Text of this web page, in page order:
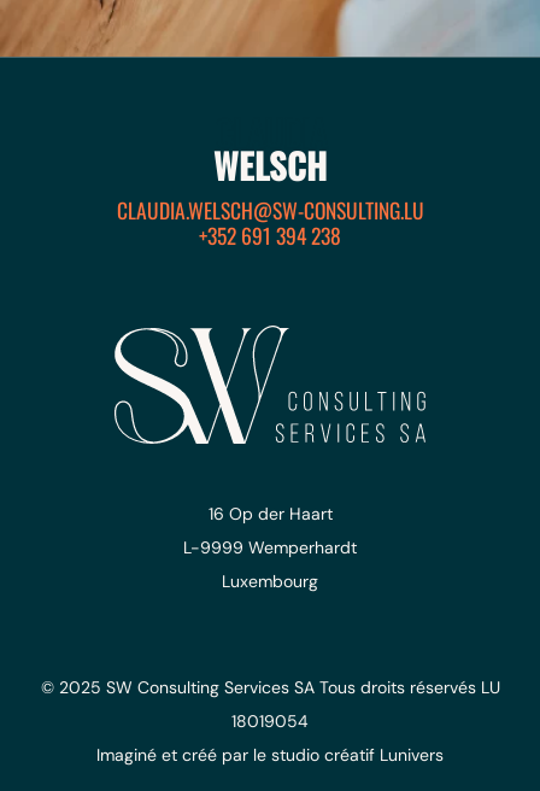
WELSCH
CLAUDIA.WELSCH@SW-CONSULTING.LU
+352 691 394 238
16 Op der Haart
L-9999 Wemperhardt
Luxembourg
© 2025 SW Consulting Services SA Tous droits réservésLU
18019054
Imaginé et créé par le studio créatif Lunivers